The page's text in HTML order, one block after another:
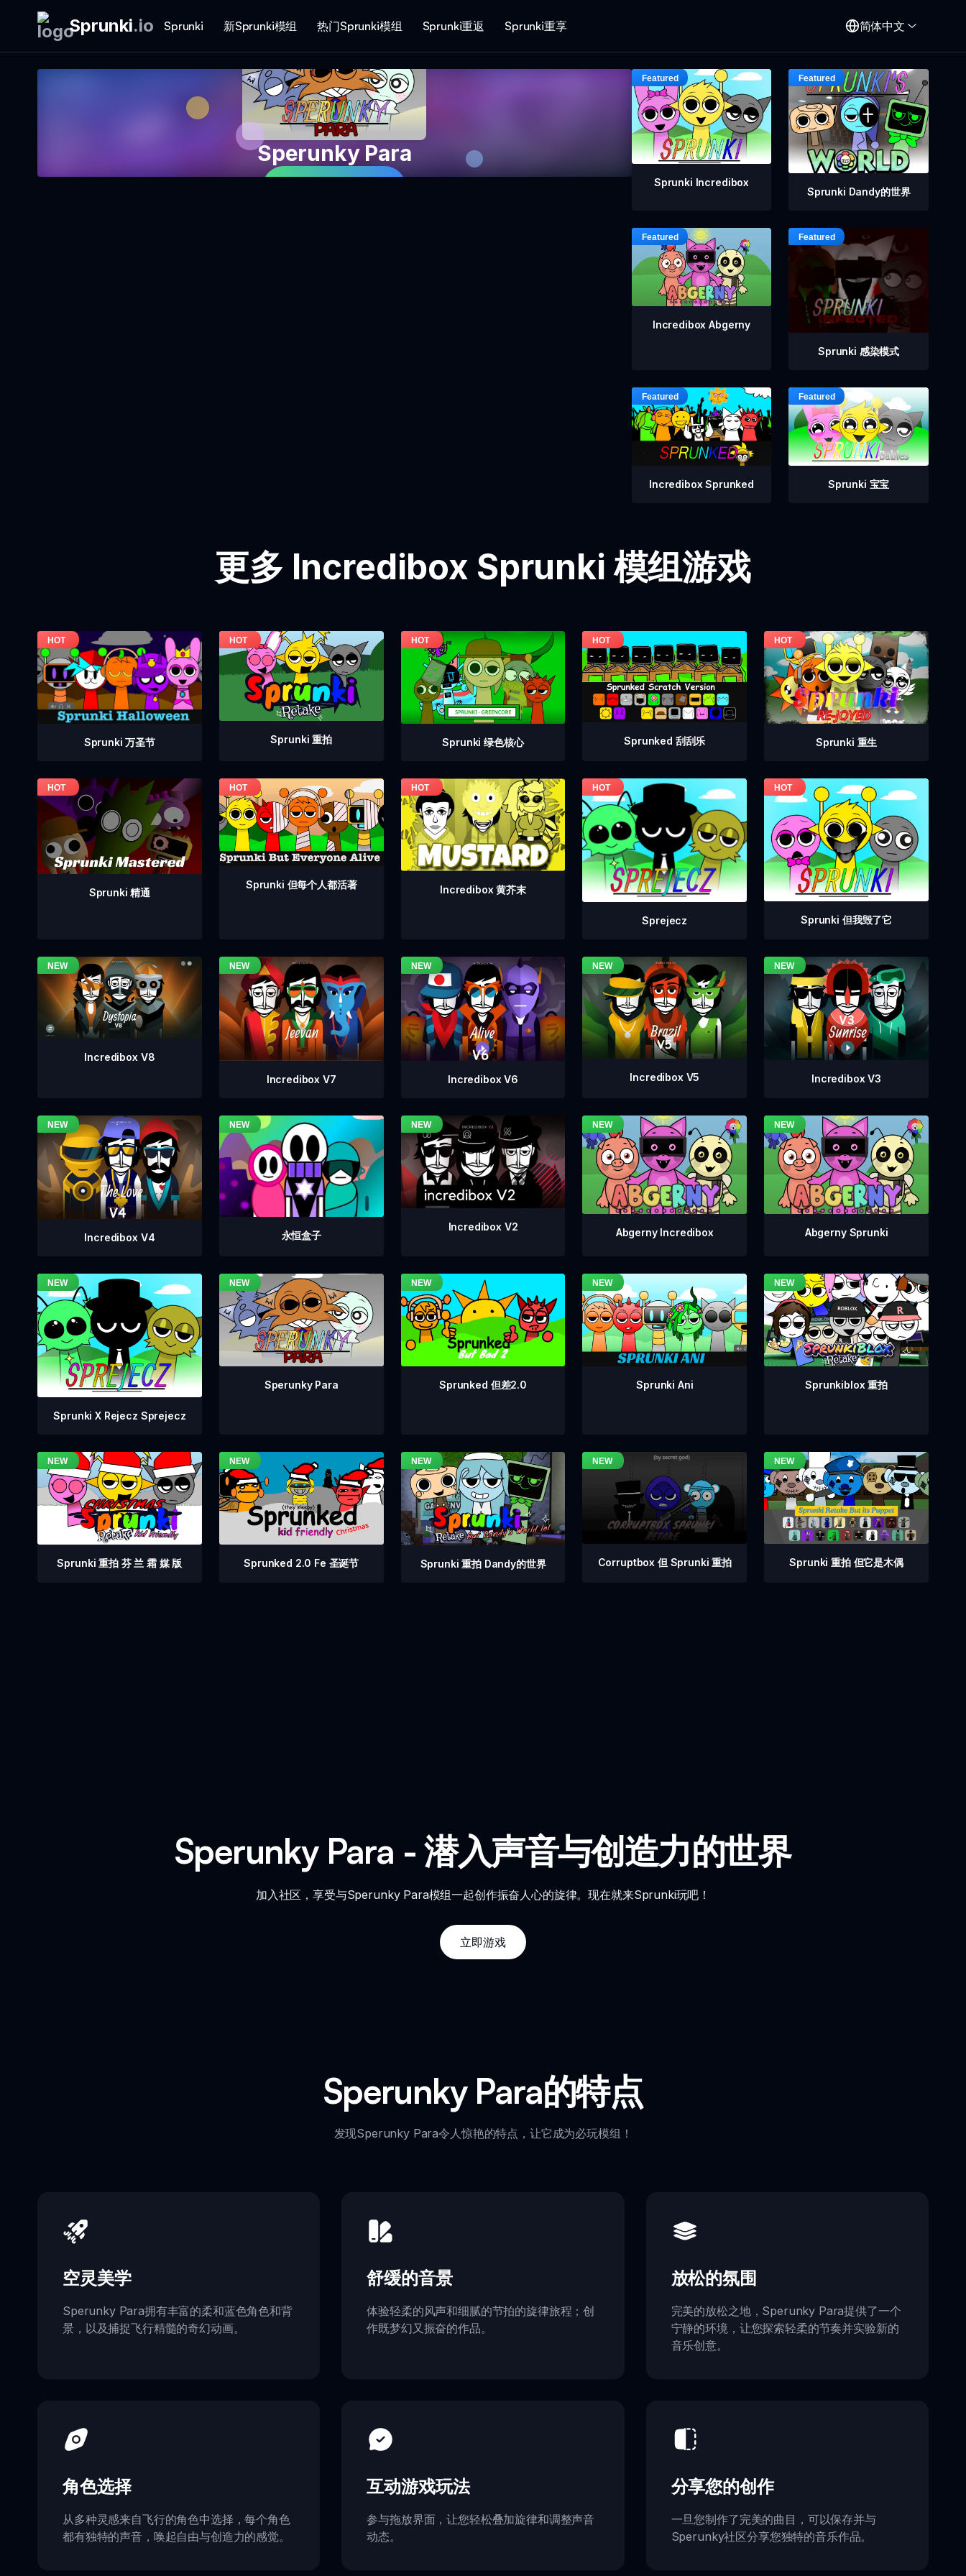
Sprunki.io Sprunki 新Sprunki模组 热门Sprunki模组 Sprunki重返 Sprunki重享 简体中文
Sperunky Para
Sprunki Incredibox
Sprunki Dandy的世界
Incredibox Abgerny
Sprunki 感染模式
Incredibox Sprunked Sprunki 宝宝
更多 Incredibox Sprunki 模组游戏
Sprunki 万圣节 Sprunki 重拍 Sprunki 绿色核心 Sprunked 刮刮乐 Sprunki 重生
Sprunki 精通
Sprunki 但每个人都活著 Incredibox 黄芥末
Sprejecz Sprunki 但我毁了它
Incredibox V8
Incredibox V7
Incredibox V6 Incredibox V5 Incredibox V3
Incredibox V4 永恒盒子
Incredibox V2 Abgerny Incredibox Abgerny Sprunki
Sprunki X Rejecz Sprejecz
Sperunky Para Sprunked 但差2.0 Sprunki Ani Sprunkiblox 重拍
Sprunki 重拍 芬 兰 霜 媒 版 Sprunked 2.0 Fe 圣诞节 Sprunki 重拍 Dandy的世界 Corruptbox 但 Sprunki 重拍 Sprunki 重拍 但它是木偶
Sperunky Para - 潜入声音与创造力的世界
加入社区，享受与Sperunky Para模组一起创作振奋人心的旋律。现在就来Sprunki玩吧！
立即游戏
Sperunky Para的特点
发现Sperunky Para令人惊艳的特点，让它成为必玩模组！
空灵美学
Sperunky Para拥有丰富的柔和蓝色角色和背
景，以及捕捉飞行精髓的奇幻动画。
舒缓的音景
体验轻柔的风声和细腻的节拍的旋律旅程；创
作既梦幻又振奋的作品。
放松的氛围
完美的放松之地，Sperunky Para提供了一个
宁静的环境，让您探索轻柔的节奏并实验新的
音乐创意。
角色选择
从多种灵感来自飞行的角色中选择，每个角色
都有独特的声音，唤起自由与创造力的感觉。
互动游戏玩法
参与拖放界面，让您轻松叠加旋律和调整声音
动态。
分享您的创作
一旦您制作了完美的曲目，可以保存并与
Sperunky社区分享您独特的音乐作品。